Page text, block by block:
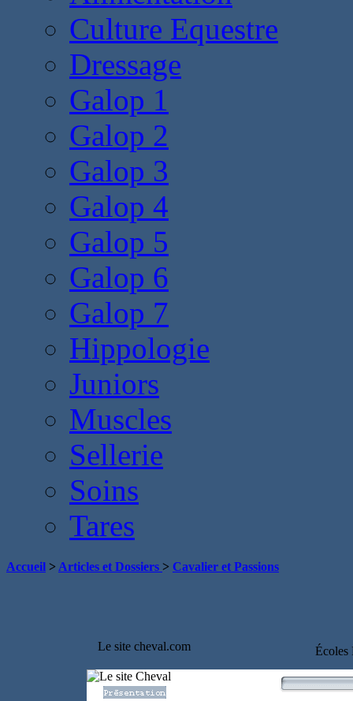
Culture Equestre
Dressage
Galop 1
Galop 2
Galop 3
Galop 4
Galop 5
Galop 6
Galop 7
Hippologie
Juniors
Muscles
Sellerie
Soins
Tares
Accueil > Articles et Dossiers > Cavalier et Passions
Le site cheval.com Écoles